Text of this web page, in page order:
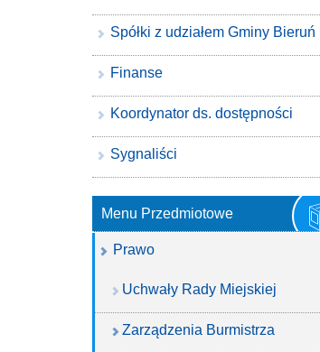
Spółki z udziałem Gminy Bieruń
Finanse
Koordynator ds. dostępności
Sygnaliści
Menu Przedmiotowe
Prawo
Uchwały Rady Miejskiej
Zarządzenia Burmistrza